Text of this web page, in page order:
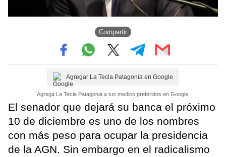
Compartir
Agregar La Tecla Patagonia en Google
Agrega La Tecla Patagonia a tus medios preferidos en Google.
El senador que dejará su banca el próximo
10 de diciembre es uno de los nombres
con más peso para ocupar la presidencia
de la AGN. Sin embargo en el radicalismo